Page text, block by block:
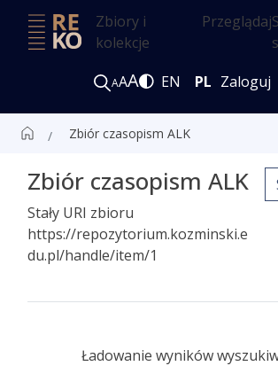
Zbiory i
kolekcje
Przeglądaj
AAA EN PL Zaloguj
Zbiór czasopism ALK
Zbiór czasopism ALK
Stały URI zbioru
https://repozytorium.kozminski.e
du.pl/handle/item/1
Ładowanie wyników